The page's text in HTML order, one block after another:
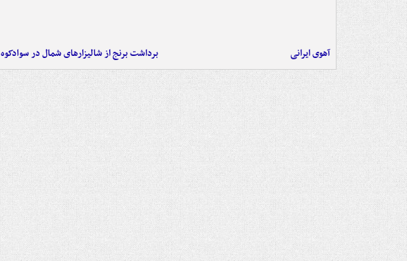
آهوی ایرانی برداشت برنج از شالیزارهای شمال در سوادکوه